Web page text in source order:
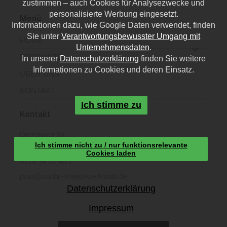
HOME
PRODUKTE
ÜBER UNS
40468 Düsseldorf
0178 14 22 40 2
zustimmen – auch Cookies für Analysezwecke und
personalisierte Werbung eingesetzt.
Informationen dazu, wie Google Daten verwendet, finden
Sie unter Verantwortungsbewusster Umgang mit
Unternehmensdaten.
In unserer Datenschutzerklärung finden Sie weitere
Informationen zu Cookies und deren Einsatz.
Ich stimme zu
Ich stimme nicht zu / nur funktionsrelevante
Cookies laden
Datenschutzerklärung
Impressum